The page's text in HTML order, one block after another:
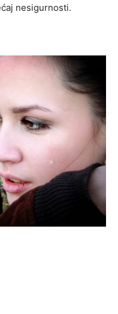
nesigurnosti.